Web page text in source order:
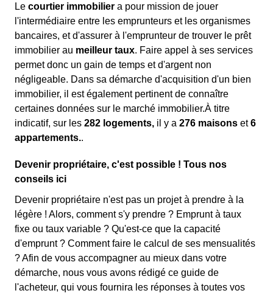
Le courtier immobilier a pour mission de jouer
l'intermédiaire entre les emprunteurs et les organismes
bancaires, et d'assurer à l'emprunteur de trouver le prêt
immobilier au meilleur taux. Faire appel à ses services
permet donc un gain de temps et d'argent non
négligeable. Dans sa démarche d'acquisition d'un bien
immobilier, il est également pertinent de connaître
certaines données sur le marché immobilier.À titre
indicatif, sur les 282 logements, il y a 276 maisons et6
appartements..
Devenir propriétaire, c'est possible ! Tous nos
conseils ici
Devenir propriétaire n'est pas un projet à prendre à la
légère ! Alors, comment s'y prendre ? Emprunt à taux
fixe ou taux variable ? Qu'est-ce que la capacité
d'emprunt ? Comment faire le calcul de ses mensualités
? Afin de vous accompagner au mieux dans votre
démarche, nous vous avons rédigé ce guide de
l'acheteur, qui vous fournira les réponses à toutes vos